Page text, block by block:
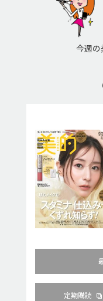
今週
定期購読